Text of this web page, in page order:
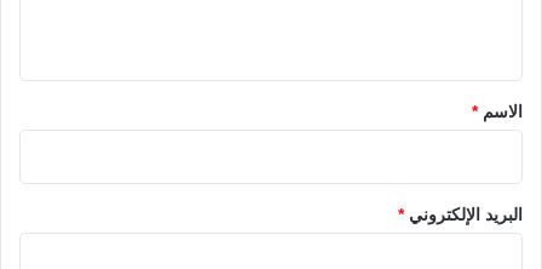
*الاسم*
البريد الإلكتروني*